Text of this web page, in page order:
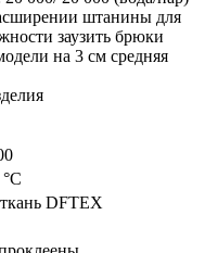
штанины для
заузить брюки
на 3 см средняя
°С
DFTEX